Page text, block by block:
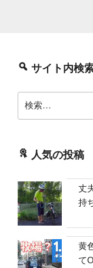
サイト内検
索:
人気の投稿
丈
持
黄
て